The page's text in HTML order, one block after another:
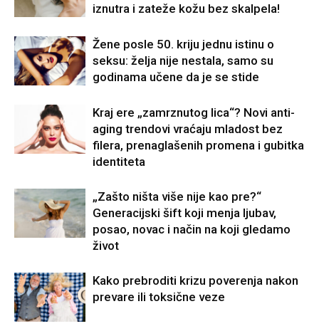
iznutra i zateže kožu bez skalpela!
Žene posle 50. kriju jednu istinu o
seksu: želja nije nestala, samo su
godinama učene da je se stide
Kraj ere „zamrznutog lica“? Novi anti-
aging trendovi vraćaju mladost bez
filera, prenaglašenih promena i gubitka
identiteta
„Zašto ništa više nije kao pre?“
Generacijski šift koji menja ljubav,
posao, novac i način na koji gledamo
život
Kako prebroditi krizu poverenja nakon
prevare ili toksične veze